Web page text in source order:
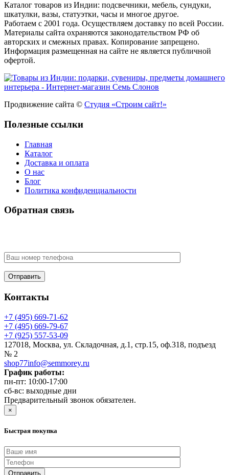
Каталог товаров из Индии: подсвечники, мебель, сундуки,
шкатулки, вазы, статуэтки, часы и многое другое.
Работаем с 2001 года. Осуществляем доставку по всей России.
Материалы сайта охраняются законодательством РФ об
авторских и смежных правах. Копирование запрещено.
Информация размещенная на сайте не является публичной
офертой.
Продвижение сайта © Студия «Строим сайт!»
Полезные ссылки
Главная
Каталог
Доставка и оплата
О нас
Блог
Политика конфиденциальности
Обратная связь
Контакты
+7 (495) 669-71-62
+7 (495) 669-79-67
+7 (925) 557-53-09
127018, Москва, ул. Складочная, д.1, стр.15, оф.318, подъезд
№ 2
shop77info@semmorey.ru
График работы:
пн-пт: 10:00-17:00
сб-вс: выходные дни
Предварительный звонок обязателен.
×
Быстрая покупка